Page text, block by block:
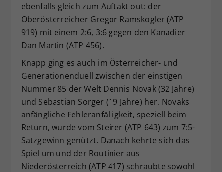
ebenfalls gleich zum Auftakt out: der
Oberösterreicher Gregor Ramskogler (ATP
919) mit einem 2:6, 3:6 gegen den Kanadier
Dan Martin (ATP 456).
Knapp ging es auch im Österreicher- und
Generationenduell zwischen der einstigen
Nummer 85 der Welt Dennis Novak (32 Jahre)
und Sebastian Sorger (19 Jahre) her. Novaks
anfängliche Fehleranfälligkeit, speziell beim
Return, wurde vom Steirer (ATP 643) zum 7:5-
Satzgewinn genützt. Danach kehrte sich das
Spiel um und der Routinier aus
Niederösterreich (ATP 417) schraubte sowohl